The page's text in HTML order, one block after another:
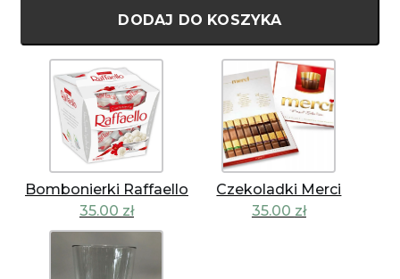
DODAJ DO KOSZYKA
Bombonierki Raffaello
35.00 zł
Czekoladki Merci
35.00 zł